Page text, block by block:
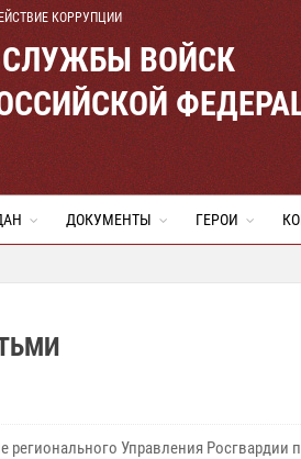
КОРРУПЦИИ
СЛУЖБЫ ВОЙСК
ДОКУМЕНТЫ ГЕРОИ
регионального Управления Росгвардии